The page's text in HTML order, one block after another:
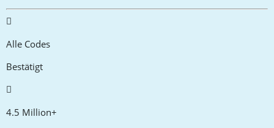
Alle Codes
Bestätigt
4.5 Million+